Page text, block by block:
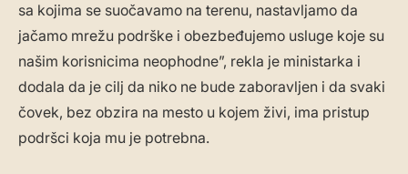
sa kojima se suočavamo na terenu, nastavljamo da
jačamo mrežu podrške i obezbeđujemo usluge koje su
našim korisnicima neophodne”, rekla je ministarka i
dodala da je cilj da niko ne bude zaboravljen i da svaki
čovek, bez obzira na mesto u kojem živi, ima pristup
podršci koja mu je potrebna.